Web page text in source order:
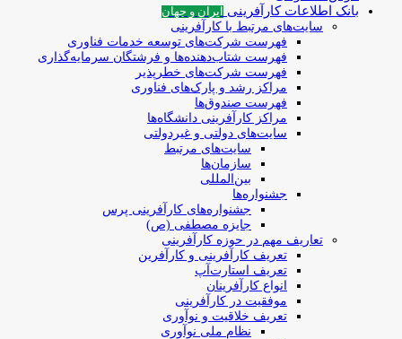
بانک اطلاعات کارآفرینی
ایران و جهان
سایت‌های مرتبط با کارآفرینی
فهرست شرکت‌های‌‌ توسعه‌ خدمات فناوری
فهرست شتاب‌دهنده‌ها‌ و فرشتگان‌ سرمایه‌گذاری
فهرست شرکت‌های خطرپذیر
مراکز رشد و پارک‌های فناوری
فهرست صندوق‌ها
مراکز کارآفرینی دانشگاه‌ها
سایت‌های دولتی و غیردولتی
سایت‌های مرتبط
سازمان‌ها
بین‌المللی
جشنواره‌ها
جشنواره‌های کارآفرینی‌ پرس
جایزه مصطفی (ص)
تعاریف مهم در حوزه کارآفرینی
تعریف کارآفرینی و کارآفرین
تعریف استارت‌آپ
انواع کارآفرینان
موفقیت در کارآفرینی
تعریف خلاقیت و نوآوری
نظام ملی نوآوری